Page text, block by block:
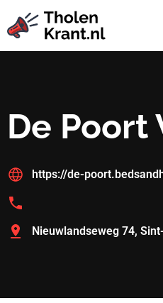
De Poort
https://de-
Nieuwlandseweg 74,